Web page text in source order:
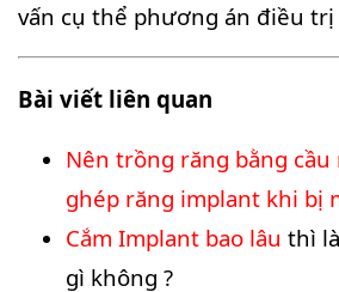
vấn cụ thể phương án điều
Bài viết liên quan
Nên trồng răng bằng cầu
ghép răng implant khi bị
Cắm Implant bao lâu thì
gì không ?